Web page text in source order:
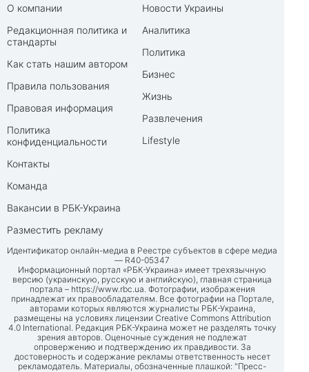
О компании
Редакционная политика и
стандарты
Как стать нашим автором
Правила пользования
Правовая информация
Политика
конфиденциальности
Контакты
Команда
Вакансии в РБК-Украина
Разместить рекламу
Новости Украины
Аналитика
Политика
Бизнес
Жизнь
Развлечения
Lifestyle
Идентификатор онлайн-медиа в Реестре субъектов в сфере медиа
— R40-05347
Информационный портал «РБК-Украина» имеет трехязычную
версию (украинскую, русскую и английскую), главная страница
портала – https://www.rbc.ua. Фотографии, изображения
принадлежат их правообладателям. Все фотографии на Портале,
авторами которых являются журналисты РБК-Украина,
размещены на условиях лицензии Creative Commons Attribution
4.0 International. Редакция РБК-Украина может не разделять точку
зрения авторов. Оценочные суждения не подлежат
опровержению и подтверждению их правдивости. За
достоверность и содержание рекламы ответственность несет
рекламодатель. Материалы, обозначенные плашкой: "Пресс-